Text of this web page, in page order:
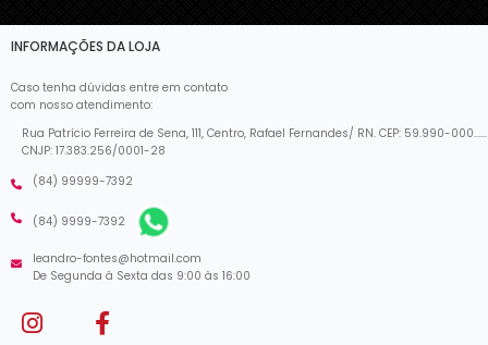
INFORMAÇÕES DA LOJA
Caso tenha dúvidas entre em contato
com nosso atendimento:
Rua Patrício Ferreira de Sena, 111, Centro, Rafael Fernandes/ RN. CEP: 59.990-000......
CNJP: 17.383.256/0001-28
(84) 99999-7392
(84) 9999-7392
leandro-fontes@hotmail.com
De Segunda à Sexta das 9:00 às 16:00